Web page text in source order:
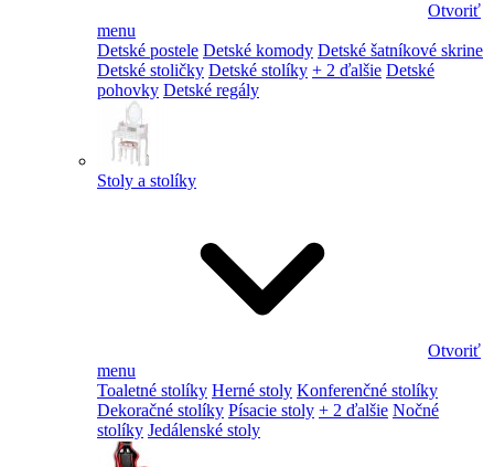
Otvoriť
menu
Detské postele Detské komody Detské šatníkové skrine
Detské stoličky Detské stolíky + 2 ďalšie Detské
pohovky Detské regály
Stoly a stolíky
Otvoriť
menu
Toaletné stolíky Herné stoly Konferenčné stolíky
Dekoračné stolíky Písacie stoly + 2 ďalšie Nočné
stolíky Jedálenské stoly